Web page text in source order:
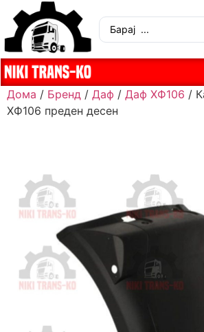
Дома / Бренд / Даф / Даф ХФ106 /
ХФ106 преден десен